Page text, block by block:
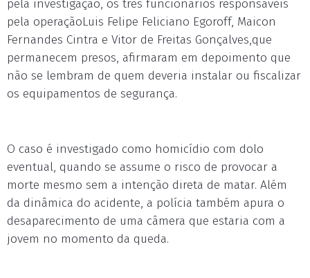
pela investigação, os três funcionários responsáveis
pela operaçãoLuis Felipe Feliciano Egoroff, Maicon
Fernandes Cintra e Vitor de Freitas Gonçalves,que
permanecem presos, afirmaram em depoimento que
não se lembram de quem deveria instalar ou fiscalizar
os equipamentos de segurança.
O caso é investigado como homicídio com dolo
eventual, quando se assume o risco de provocar a
morte mesmo sem a intenção direta de matar. Além
da dinâmica do acidente, a polícia também apura o
desaparecimento de uma câmera que estaria com a
jovem no momento da queda.